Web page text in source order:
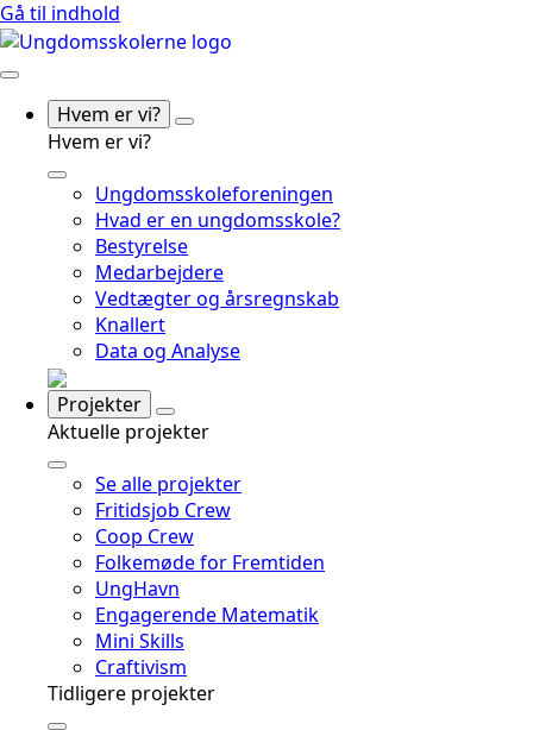
Gå til indhold
Hvem er vi?
Hvem er vi?
Ungdomsskoleforeningen
Hvad er en ungdomsskole?
Bestyrelse
Medarbejdere
Vedtægter og årsregnskab
Knallert
Data og Analyse
Projekter
Aktuelle projekter
Se alle projekter
Fritidsjob Crew
Coop Crew
Folkemøde for Fremtiden
UngHavn
Engagerende Matematik
Mini Skills
Craftivism
Tidligere projekter